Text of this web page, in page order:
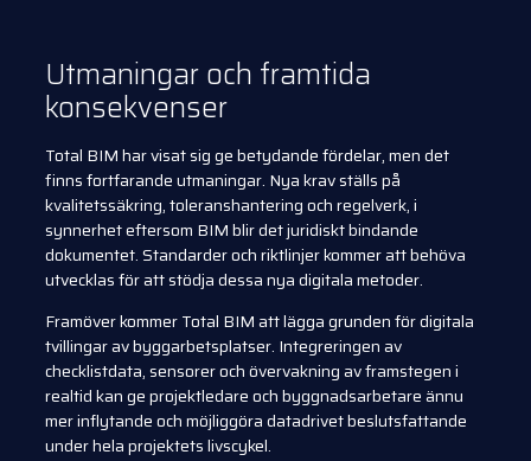
Utmaningar och framtida
konsekvenser
Total BIM har visat sig ge betydande fördelar, men det
finns fortfarande utmaningar. Nya krav ställs på
kvalitetssäkring, toleranshantering och regelverk, i
synnerhet eftersom BIM blir det juridiskt bindande
dokumentet. Standarder och riktlinjer kommer att behöva
utvecklas för att stödja dessa nya digitala metoder.
Framöver kommer Total BIM att lägga grunden för digitala
tvillingar av byggarbetsplatser. Integreringen av
checklistdata, sensorer och övervakning av framstegen i
realtid kan ge projektledare och byggnadsarbetare ännu
mer inflytande och möjliggöra datadrivet beslutsfattande
under hela projektets livscykel.